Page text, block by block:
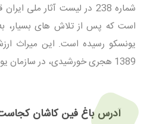
شماره 238 در لیست آثار ملی
است که پس از تلاش های بسیار،
یونسکو رسیده است. این میراث
1389 هجری خورشیدی، در سازمان یونسکو به ثبت قطعی رسید.
آدرس باغ فین کاشان